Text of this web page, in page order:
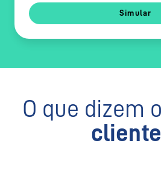
Simular
O que dizem